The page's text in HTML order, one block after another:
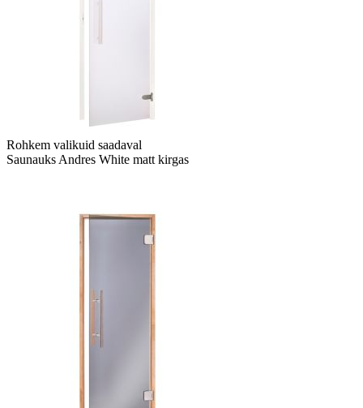
Rohkem valikuid saadaval
Saunauks Andres White matt kirgas